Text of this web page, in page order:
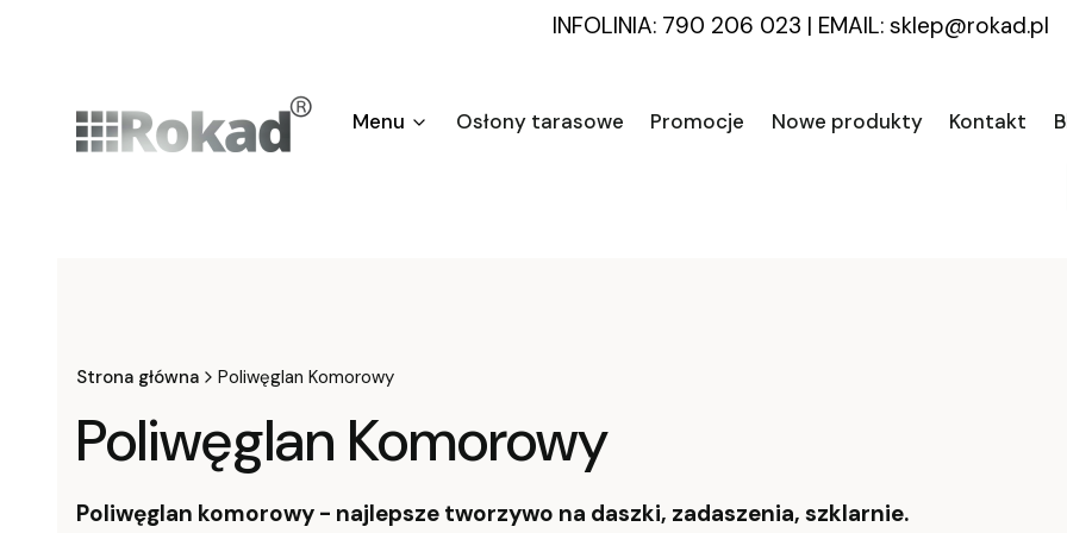
INFOLINIA: 790 206 023 | EMAIL: sklep@rokad.pl
Menu Osłony tarasowe Promocje Nowe produkty Kontakt
Strona główna Poliwęglan Komorowy
Poliwęglan Komorowy
Poliwęglan komorowy - najlepsze tworzywo na daszki, zadaszenia, szklarnie.